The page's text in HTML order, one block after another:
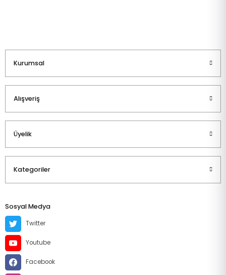
Kurumsal
Alışveriş
Üyelik
Kategoriler
Sosyal Medya
Twitter
Youtube
Facebook